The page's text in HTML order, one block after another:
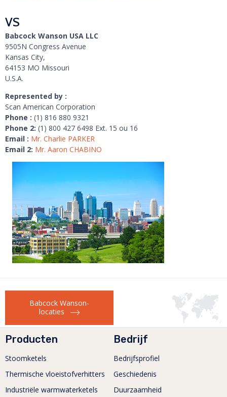
VS
Babcock Wanson USA LLC
9505N Congress Avenue
Kansas City,
64153 MO Missouri
U.S.A.
Represented by :
Scan American Corporation
Phone : (1) 816 880 9321
Phone 2: (1) 800 427 6498 Ext. 15 ou 16
Email : Mr. Charlie PARKER
Email 2: Mr. Aaron CHABINO
Babcock Wanson-
locaties
Producten
Stoomketels
Thermische vloeistofverhitters
Industriële warmwaterketels
Bedrijf
Bedrijfsprofiel
Geschiedenis
Duurzaamheid